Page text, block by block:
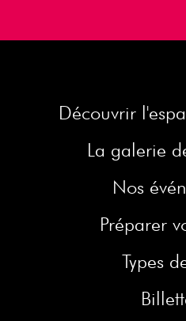
Découvrir
La galerie
Nos
Préparer
Types